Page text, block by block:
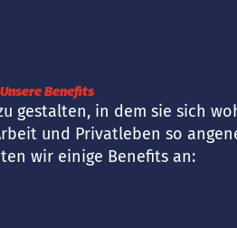
Unsere Benefits
gestalten, in dem sie sich
und Privatleben so
wir einige Benefits an: